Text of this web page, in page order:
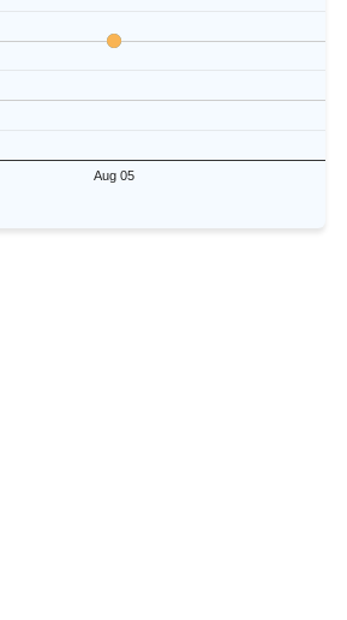
Aug 05